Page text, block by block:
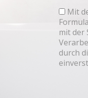
Mit
mit der
durch